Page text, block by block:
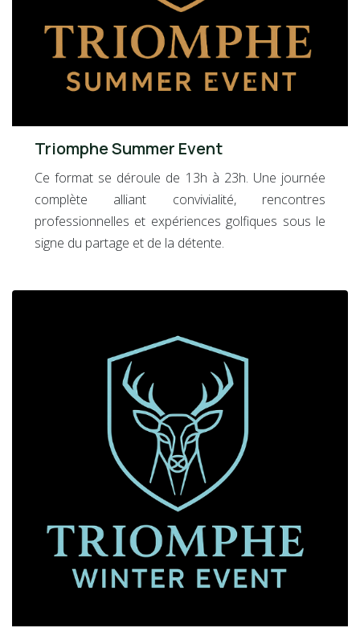
Triomphe Summer Event
Ce format se déroule de 13h à 23h. Une journée
complète alliant convivialité, rencontres
professionnelles et expériences golfiques sous le
signe du partage et de la détente.